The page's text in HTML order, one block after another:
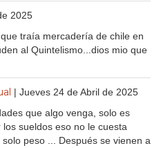
2025
traía mercadería de chile en
al Quintelismo...dios mio que
| Jueves 24 de Abril de 2025
que algo venga, solo es
sueldos eso no le cuesta
peso ... Después se vienen a